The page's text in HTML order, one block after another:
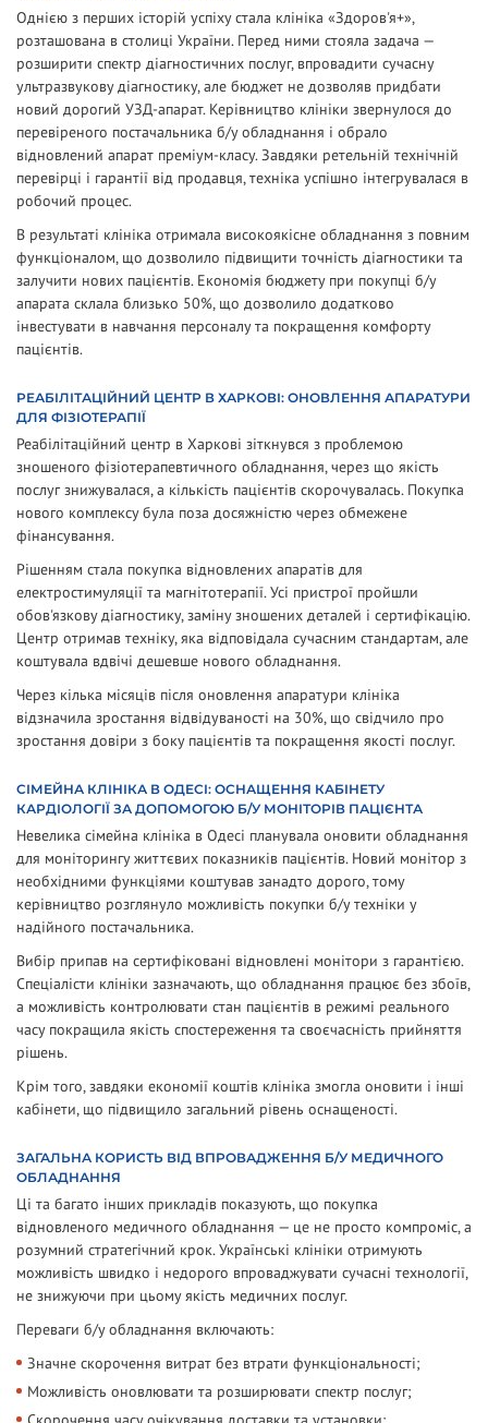
Однією з перших історій успіху стала клініка «Здоров'я+»,
розташована в столиці України. Перед ними стояла задача —
розширити спектр діагностичних послуг, впровадити сучасну
ультразвукову діагностику, але бюджет не дозволяв придбати
новий дорогий УЗД-апарат. Керівництво клініки звернулося до
перевіреного постачальника б/у обладнання і обрало
відновлений апарат преміум-класу. Завдяки ретельній технічній
перевірці і гарантії від продавця, техніка успішно інтегрувалася в
робочий процес.
В результаті клініка отримала високоякісне обладнання з повним
функціоналом, що дозволило підвищити точність діагностики та
залучити нових пацієнтів. Економія бюджету при покупці б/у
апарата склала близько 50%, що дозволило додатково
інвестувати в навчання персоналу та покращення комфорту
пацієнтів.
РЕАБІЛІТАЦІЙНИЙ ЦЕНТР В ХАРКОВІ: ОНОВЛЕННЯ АПАРАТУРИ
ДЛЯ ФІЗІОТЕРАПІЇ
Реабілітаційний центр в Харкові зіткнувся з проблемою
зношеного фізіотерапевтичного обладнання, через що якість
послуг знижувалася, а кількість пацієнтів скорочувалась. Покупка
нового комплексу була поза досяжністю через обмежене
фінансування.
Рішенням стала покупка відновлених апаратів для
електростимуляції та магнітотерапії. Усі пристрої пройшли
обов'язкову діагностику, заміну зношених деталей і сертифікацію.
Центр отримав техніку, яка відповідала сучасним стандартам, але
коштувала вдвічі дешевше нового обладнання.
Через кілька місяців після оновлення апаратури клініка
відзначила зростання відвідуваності на 30%, що свідчило про
зростання довіри з боку пацієнтів та покращення якості послуг.
СІМЕЙНА КЛІНІКА В ОДЕСІ: ОСНАЩЕННЯ КАБІНЕТУ
КАРДІОЛОГІЇ ЗА ДОПОМОГОЮ Б/У МОНІТОРІВ ПАЦІЄНТА
Невелика сімейна клініка в Одесі планувала оновити обладнання
для моніторингу життєвих показників пацієнтів. Новий монітор з
необхідними функціями коштував занадто дорого, тому
керівництво розглянуло можливість покупки б/у техніки у
надійного постачальника.
Вибір припав на сертифіковані відновлені монітори з гарантією.
Спеціалісти клініки зазначають, що обладнання працює без збоїв,
а можливість контролювати стан пацієнтів в режимі реального
часу покращила якість спостереження та своєчасність прийняття
рішень.
Крім того, завдяки економії коштів клініка змогла оновити і інші
кабінети, що підвищило загальний рівень оснащеності.
ЗАГАЛЬНА КОРИСТЬ ВІД ВПРОВАДЖЕННЯ Б/У МЕДИЧНОГО
ОБЛАДНАННЯ
Ці та багато інших прикладів показують, що покупка
відновленого медичного обладнання — це не просто компроміс, а
розумний стратегічний крок. Українські клініки отримують
можливість швидко і недорого впроваджувати сучасні технології,
не знижуючи при цьому якість медичних послуг.
Переваги б/у обладнання включають:
Значне скорочення витрат без втрати функціональності;
Можливість оновлювати та розширювати спектр послуг;